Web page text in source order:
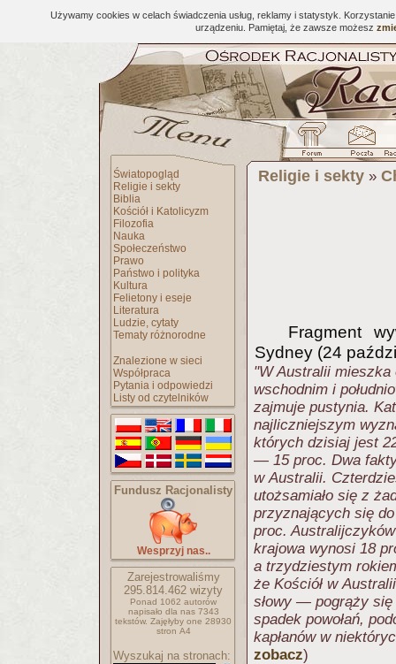
Używamy cookies w celach świadczenia usług, reklamy i statystyk.
urządzeniu. Pamiętaj, że zawsze możesz
Światopogląd
Religie i sekty
Biblia
Kościół i Katolicyzm
Filozofia
Nauka
Społeczeństwo
Prawo
Państwo i polityka
Kultura
Felietony i eseje
Literatura
Ludzie, cytaty
Tematy różnorodne
Znalezione w sieci
Współpraca
Pytania i odpowiedzi
Listy od czytelników
Fundusz Racjonalisty
Wesprzyj nas..
Zarejestrowaliśmy
295.814.462 wizyty
Ponad 1062 autorów
napisało dla nas 7343
tekstów. Zajęłyby one 28930
stron A4
Wyszukaj na stronach:
Religie i sekty »
Fragment
Sydney (24
"W Australii mieszka
wschodnim i
zajmuje pustynia.
najliczniejszym
których dzisiaj jest
— 15 proc. Dwa
w Australii.
utożsamiało się z
przyznających się
proc.
krajowa wynosi 18
a trzydziestym
że Kościół w
słowy — pogrąży się
spadek powołań,
kapłanów w
zobacz)